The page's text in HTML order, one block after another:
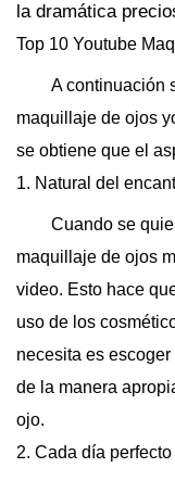
la dramática
Top 10 Youtube
A continuación
maquillaje de ojos
se obtiene que el
1. Natural del
Cuando se
maquillaje de ojos
video. Esto hace
uso de los
necesita es
de la manera
ojo.
2. Cada día